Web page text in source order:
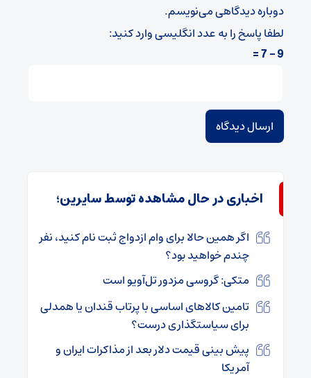
دوباره دیدگاهی می‌نویسم.
لطفا پاسخ را به عدد انگلیسی وارد کنید:
9 − 7 =
اخباری در حال مشاهده توسط سایرین؛
اگر همین حالا برای وام ازدواج ثبت نام کنید، نفر
چندم خواهید بود؟
متکی: گروسی مزدور تل‌آویو است
تامین کالاهای اساسی با پرتاب قندان یا همدلی
برای سیاستگذاری درست؟
پیش بینی قیمت دلار بعد از مذاکرات ایران و
آمریکا